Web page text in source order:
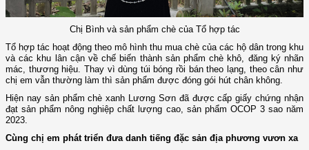
Chị Bình và sản phẩm chè của Tổ hợp tác
Tổ hợp tác hoạt động theo mô hình thu mua chè của các hộ dân trong khu
và các khu lân cận về chế biến thành sản phẩm chè khô, đăng ký nhãn
mác, thương hiệu. Thay vì dùng túi bóng rồi bán theo lạng, theo cân như
chị em vẫn thường làm thì sản phẩm được đóng gói hút chân không.
Hiện nay sản phẩm chè xanh Lương Sơn đã được cấp giấy chứng nhận
đạt sản phẩm nông nghiệp chất lượng cao, sản phẩm OCOP 3 sao năm
2023.
Cùng chị em phát triển đưa danh tiếng đặc sản địa phương vươn xa